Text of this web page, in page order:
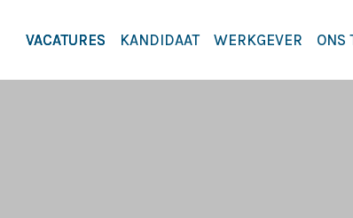
VACATURES KANDIDAAT WERKGEVER ONS